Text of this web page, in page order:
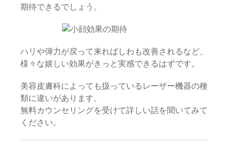
期待できるでしょう。
ハリや弾力が戻って来ればしわも改善されるなど、
様々な嬉しい効果がきっと実感できるはずです。
美容皮膚科によっても扱っているレーザー機器の種
類に違いがあります。
無料カウンセリングを受けて詳しい話を聞いてみて
ください。